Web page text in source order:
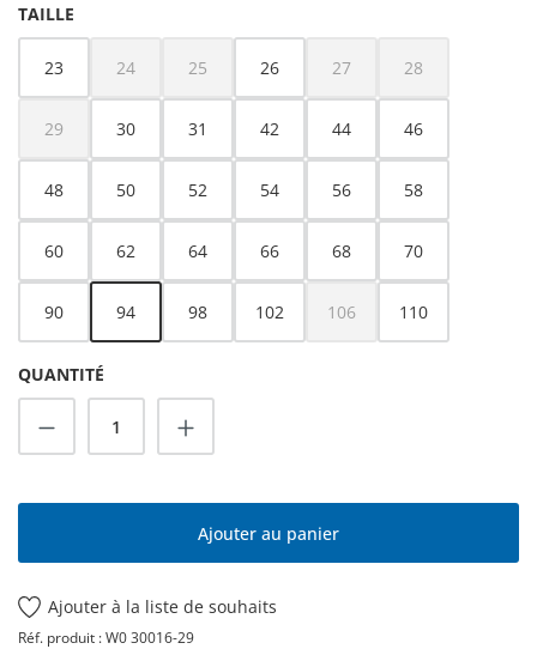
SÉLECTIONNEZ
TAILLE
23 24
(Cette option n'est pas disponible pour le moment.)
25
(Cette option n'est pas disponible pour le moment.)
26 27
(Cette option n'est pas
28
(Cette option
29
(Cette option n'est pas disponible pour le moment.)
30 31 42 44 46
48 50 52 54 56 58
60 62 64 66 68 70
90 94 98 102 106
(Cette option n'est pas
110
QUANTITÉ
Quantité de produit : Entrez la quantité
Ajouter au panier
Ajouter à la liste de souhaits
Réf. produit :W0 30016-29